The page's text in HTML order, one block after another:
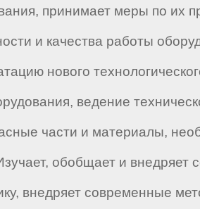
принимает меры по их
и качества работы
нового
ведение
части и материалы,
обобщает и
внедряет современные